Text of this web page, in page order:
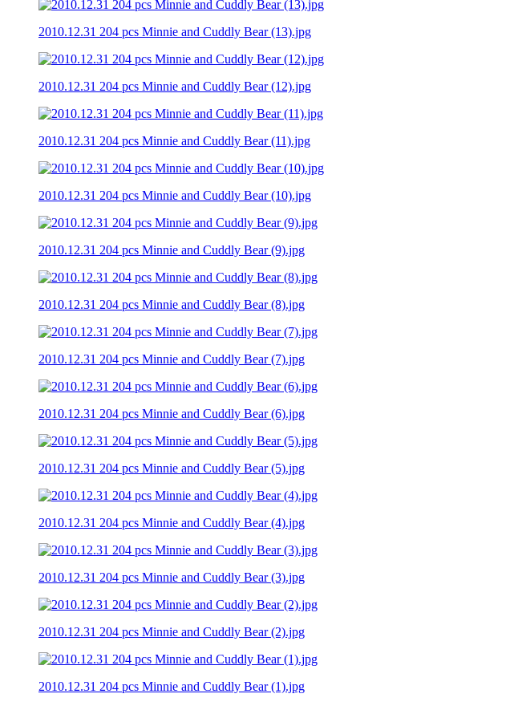
2010.12.31 204 pcs Minnie and Cuddly Bear (13).jpg
2010.12.31 204 pcs Minnie and Cuddly Bear (12).jpg
2010.12.31 204 pcs Minnie and Cuddly Bear (11).jpg
2010.12.31 204 pcs Minnie and Cuddly Bear (10).jpg
2010.12.31 204 pcs Minnie and Cuddly Bear (9).jpg
2010.12.31 204 pcs Minnie and Cuddly Bear (8).jpg
2010.12.31 204 pcs Minnie and Cuddly Bear (7).jpg
2010.12.31 204 pcs Minnie and Cuddly Bear (6).jpg
2010.12.31 204 pcs Minnie and Cuddly Bear (5).jpg
2010.12.31 204 pcs Minnie and Cuddly Bear (4).jpg
2010.12.31 204 pcs Minnie and Cuddly Bear (3).jpg
2010.12.31 204 pcs Minnie and Cuddly Bear (2).jpg
2010.12.31 204 pcs Minnie and Cuddly Bear (1).jpg